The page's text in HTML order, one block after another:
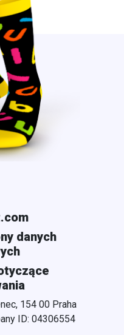
danych
154 00 Praha
ID: 04306554